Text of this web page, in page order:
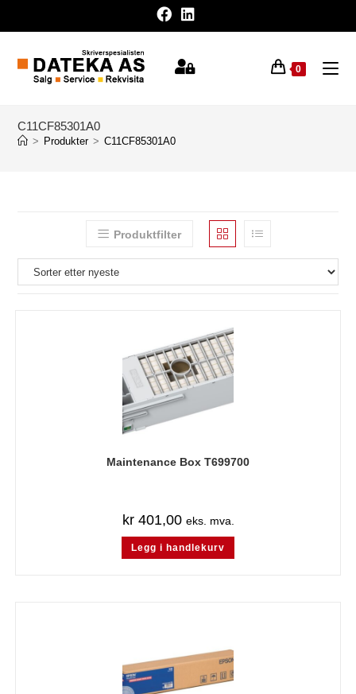
0
C11CF85301A0
> Produkter > C11CF85301A0
Produktfilter
Maintenance Box T699700
kr401,00 eks. mva.
Legg i handlekurv